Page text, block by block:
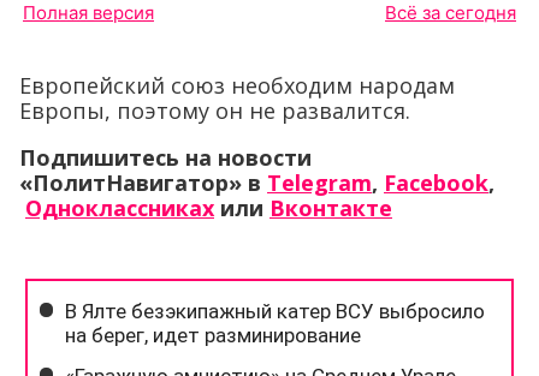
Полная версия Всё за сегодня
Европейский союз необходим народам
Европы, поэтому он не развалится.
Подпишитесь на новости
«ПолитНавигатор» в Telegram, Facebook,
Одноклассниках или Вконтакте